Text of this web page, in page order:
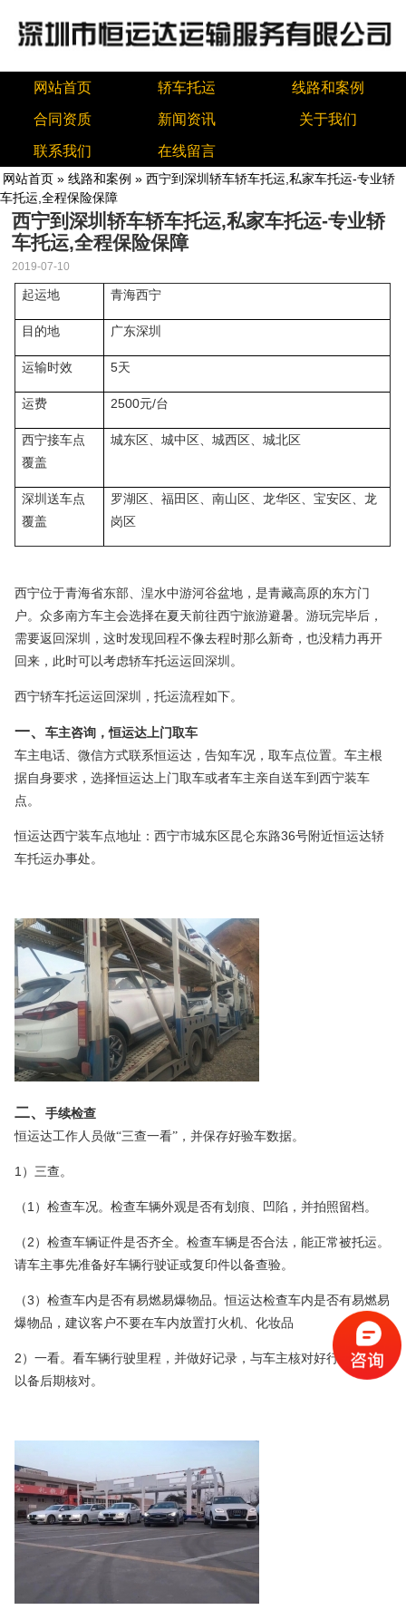
网站首页 轿车托运 线路和案例
合同资质 新闻资讯 关于我们
联系我们 在线留言
网站首页 » 线路和案例 » 西宁到深圳轿车轿车托运,私家车托运-专业轿
车托运,全程保险保障
西宁到深圳轿车轿车托运,私家车托运-专业轿
车托运,全程保险保障
2019-07-10
起运地 青海西宁
目的地 广东深圳
运输时效 5天
运费 2500元/台
西宁接车点
覆盖
城东区、城中区、城西区、城北区
深圳送车点
覆盖
罗湖区、福田区、南山区、龙华区、宝安区、龙
岗区
西宁位于青海省东部、湟水中游河谷盆地，是青藏高原的东方门
户。众多南方车主会选择在夏天前往西宁旅游避暑。游玩完毕后，
需要返回深圳，这时发现回程不像去程时那么新奇，也没精力再开
回来，此时可以考虑轿车托运运回深圳。
西宁轿车托运运回深圳，托运流程如下。
一、车主咨询，恒运达上门取车
车主电话、微信方式联系恒运达，告知车况，取车点位置。车主根
据自身要求，选择恒运达上门取车或者车主亲自送车到西宁装车
点。
恒运达西宁装车点地址：西宁市城东区昆仑东路36号附近恒运达轿
车托运办事处。
二、手续检查
恒运达工作人员做“三查一看”，并保存好验车数据。
1 ）三查。
（ 1 ）检查车况。检查车辆外观是否有划痕、凹陷，并拍照留档。
（ 2 ）检查车辆证件是否齐全。检查车辆是否合法，能正常被托运。
请车主事先准备好车辆行驶证或复印件以备查验。
（3 ）检查车内是否有易燃易爆物品。恒运达检查车内是否有易燃易
爆物品，建议客户不要在车内放置打火机、化妆品
2 ）一看。看车辆行驶里程，并做好记录，与车主核对好行驶里程，
以备后期核对。